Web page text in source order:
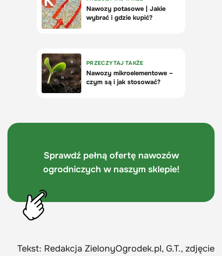
Sprawdź pełną ofertę nawozów
ogrodniczych w naszym sklepie!
Tekst: Redakcja ZielonyOgrodek.pl, G.T., zdjęcie